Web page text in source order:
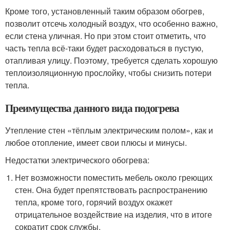
Кроме того, установленный таким образом обогрев,
позволит отсечь холодный воздух, что особенно важно,
если стена уличная. Но при этом стоит отметить, что
часть тепла всё-таки будет расходоваться в пустую,
отапливая улицу. Поэтому, требуется сделать хорошую
теплоизоляционную прослойку, чтобы снизить потери
тепла.
Преимущества данного вида подогрева
Утепление стен «тёплым электрическим полом», как и
любое отопление, имеет свои плюсы и минусы.
Недостатки электрического обогрева:
Нет возможности поместить мебель около греющих
стен. Она будет препятствовать распространению
тепла, кроме того, горячий воздух окажет
отрицательное воздействие на изделия, что в итоге
сократит срок службы.